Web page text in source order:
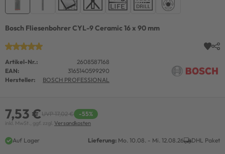
Bosch Fliesenbohrer CYL-9 Ceramic 16 x 90 mm
Artikel-Nr.:
2608587168
EAN:
3165140599290
Hersteller:
BOSCH PROFESSIONAL
7,53 €UVP 17,02 € -55%
inkl. MwSt., ggf. zzgl. Versandkosten
Auf Lager Lieferung: Mo. 10.08. - Mi. 12.08.26 DHL Paket